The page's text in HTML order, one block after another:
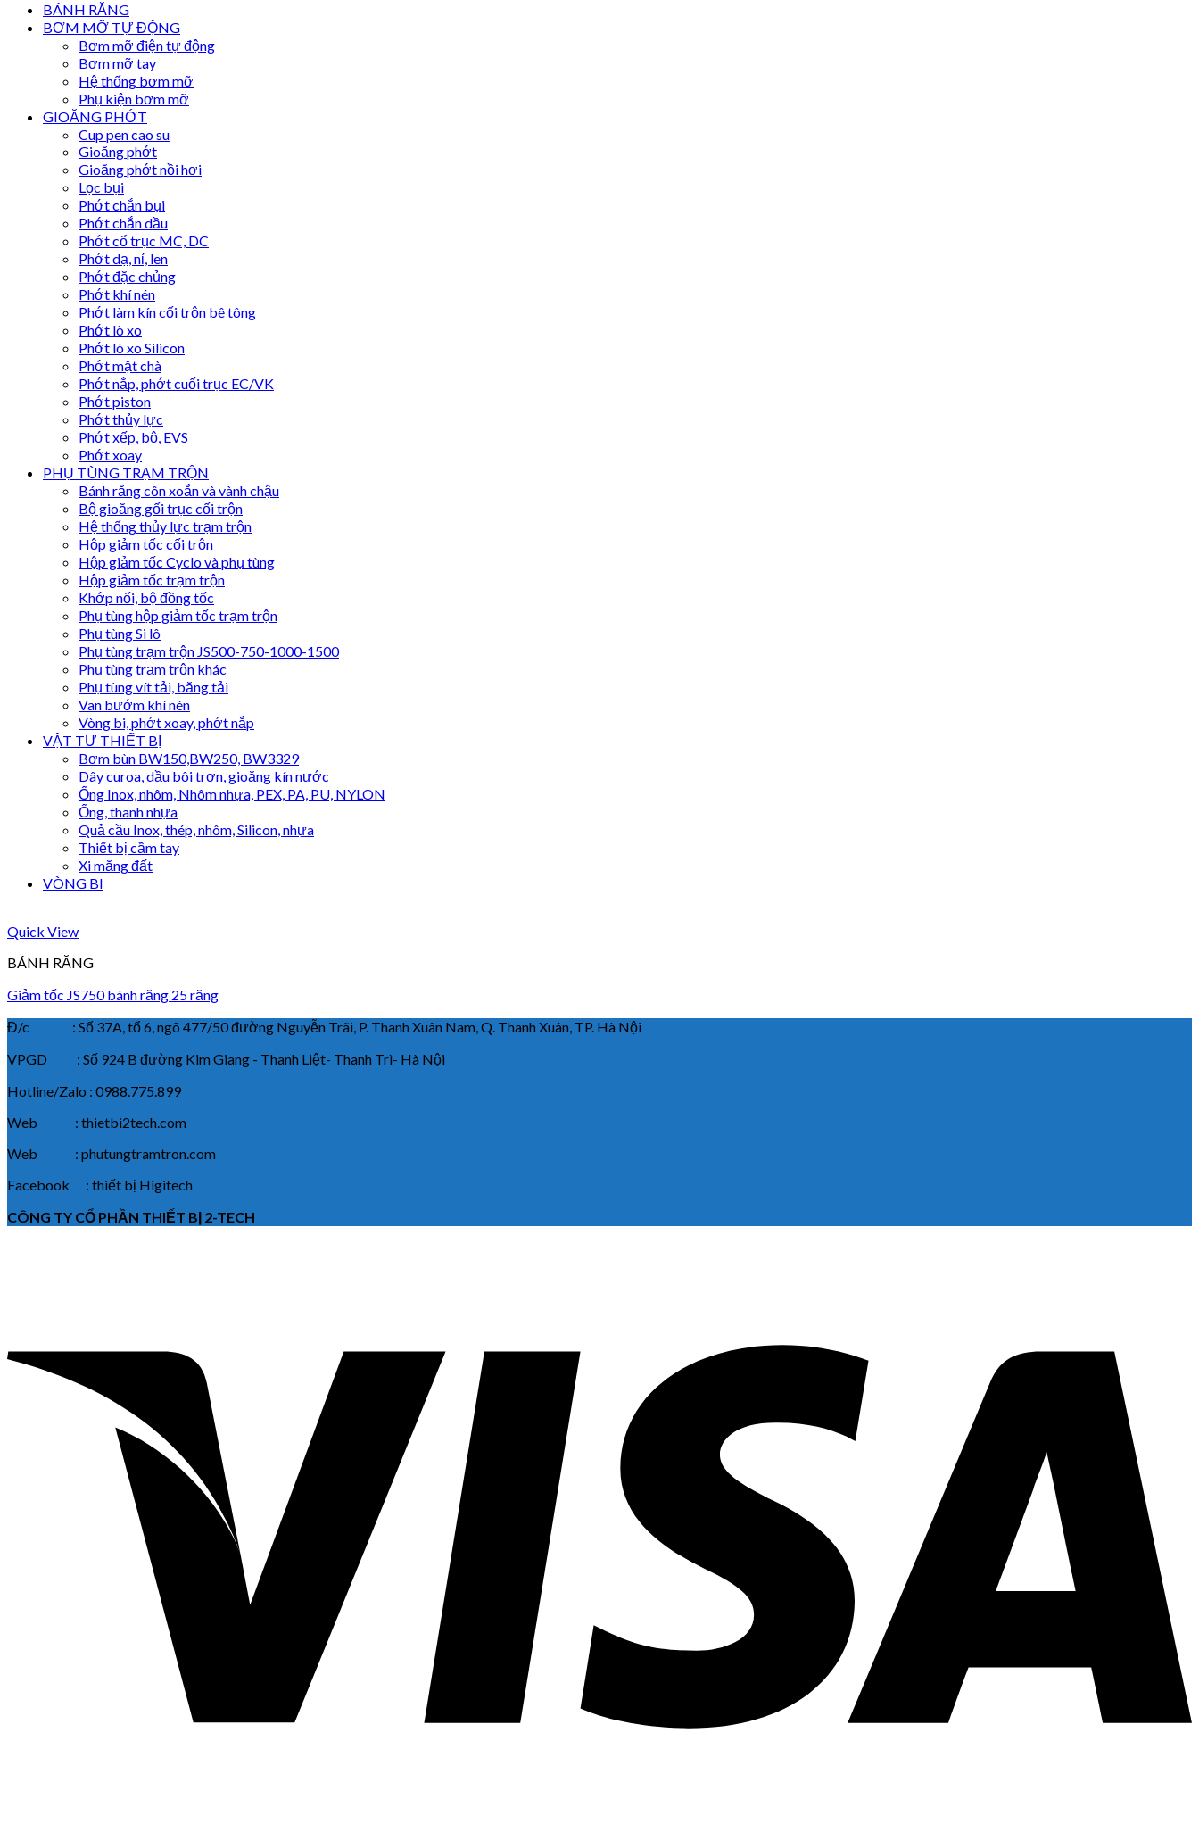
BÁNH RĂNG
BƠM MỠ TỰ ĐỘNG
Bơm mỡ điện tự động
Bơm mỡ tay
Hệ thống bơm mỡ
Phụ kiện bơm mỡ
GIOĂNG PHỚT
Cup pen cao su
Gioăng phớt
Gioăng phớt nồi hơi
Lọc bụi
Phớt chắn bụi
Phớt chắn dầu
Phớt cổ trục MC, DC
Phớt dạ, nỉ, len
Phớt đặc chủng
Phớt khí nén
Phớt làm kín cối trộn bê tông
Phớt lò xo
Phớt lò xo Silicon
Phớt mặt chà
Phớt nắp, phớt cuối trục EC/VK
Phớt piston
Phớt thủy lực
Phớt xếp, bộ, EVS
Phớt xoay
PHỤ TÙNG TRẠM TRỘN
Bánh răng côn xoắn và vành chậu
Bộ gioăng gối trục cối trộn
Hệ thống thủy lực trạm trộn
Hộp giảm tốc cối trộn
Hộp giảm tốc Cyclo và phụ tùng
Hộp giảm tốc trạm trộn
Khớp nối, bộ đồng tốc
Phụ tùng hộp giảm tốc trạm trộn
Phụ tùng Si lô
Phụ tùng trạm trộn JS500-750-1000-1500
Phụ tùng trạm trộn khác
Phụ tùng vít tải, băng tải
Van bướm khí nén
Vòng bi, phớt xoay, phớt nắp
VẬT TƯ THIẾT BỊ
Bơm bùn BW150,BW250, BW3329
Dây curoa, dầu bôi trơn, gioăng kín nước
Ống Inox, nhôm, Nhôm nhựa, PEX, PA, PU, NYLON
Ống, thanh nhựa
Quả cầu Inox, thép, nhôm, Silicon, nhựa
Thiết bị cầm tay
Xi măng đất
VÒNG BI
Quick View
BÁNH RĂNG
Giảm tốc JS750 bánh răng 25 răng
Đ/c : Số 37A, tổ 6, ngõ 477/50 đường Nguyễn Trãi, P. Thanh Xuân Nam, Q. Thanh Xuân, TP. Hà Nội
VPGD : Số 924 B đường Kim Giang - Thanh Liệt- Thanh Trì- Hà Nội
Hotline/Zalo : 0988.775.899
Web : thietbi2tech.com
Web : phutungtramtron.com
Facebook : thiết bị Higitech
CÔNG TY CỔ PHẦN THIẾT BỊ 2-TECH